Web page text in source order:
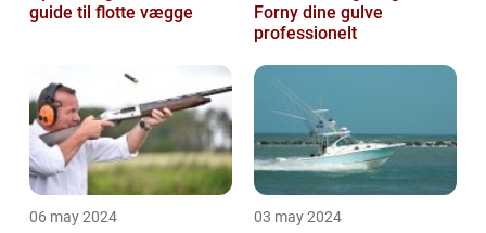
guide til flotte vægge
Forny dine gulve
professionelt
06 may 2024 03 may 2024